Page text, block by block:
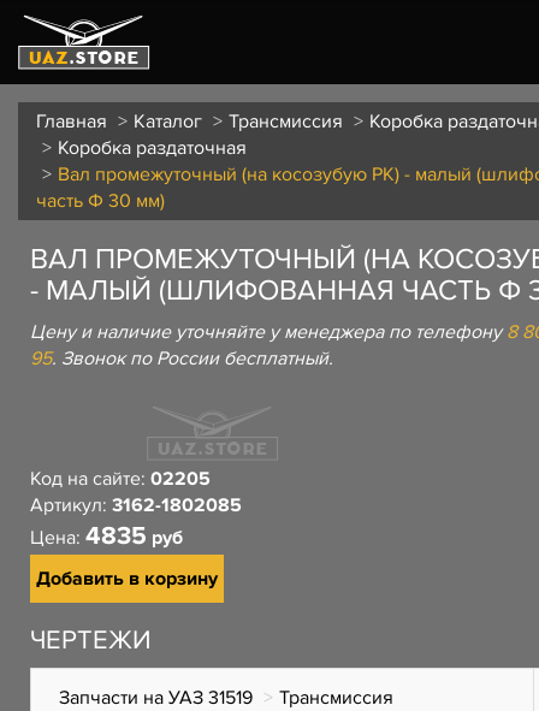
Главная Каталог Трансмиссия
Коробка
Коробка раздаточная
Вал промежуточный (на косозубую РК) - малый
часть Ф 30 мм)
ВАЛ ПРОМЕЖУТОЧНЫЙ (НА
- МАЛЫЙ (ШЛИФОВАННАЯ ЧАСТЬ Ф
Цену и наличие уточняйте у менеджера по телефону8
95. Звонок по России бесплатный.
Код на сайте: 02205
Артикул: 3162-1802085
Цена: 4835 руб
Добавить в корзину
ЧЕРТЕЖИ
Запчасти на УАЗ 31519
Трансмиссия